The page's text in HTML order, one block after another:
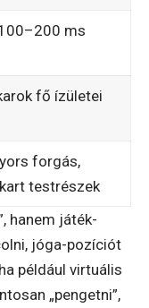
ms
fő ízületei
forgás,
testrészek
hanem játék-
jóga-pozíciót
például virtuális
„pengetni”,